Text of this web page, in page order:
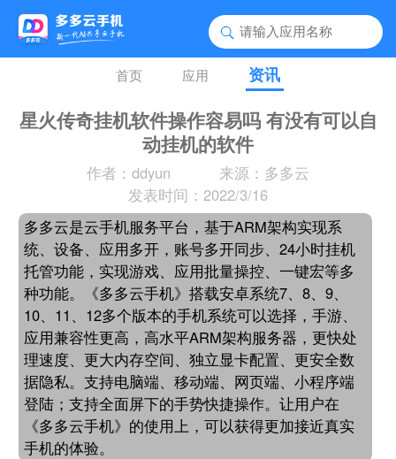
首页 应用 资讯
星火传奇挂机软件操作容易吗 有没有可以自
动挂机的软件
作者：ddyun
来源：多多云
发表时间：2022/3/16
多多云是云手机服务平台，基于ARM架构实现系
统、设备、应用多开，账号多开同步、24小时挂机
托管功能，实现游戏、应用批量操控、一键宏等多
种功能。《多多云手机》搭载安卓系统7、8、9、
10、11、12多个版本的手机系统可以选择，手游、
应用兼容性更高，高水平ARM架构服务器，更快处
理速度、更大内存空间、独立显卡配置、更安全数
据隐私。支持电脑端、移动端、网页端、小程序端
登陆；支持全面屏下的手势快捷操作。让用户在
《多多云手机》的使用上，可以获得更加接近真实
手机的体验。